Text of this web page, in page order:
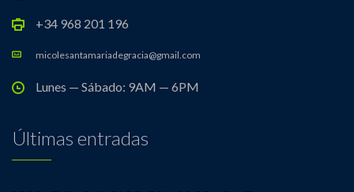
+34 968 201 196
micolesantamariadegracia@gmail.com
Lunes — Sábado: 9AM — 6PM
Últimas entradas